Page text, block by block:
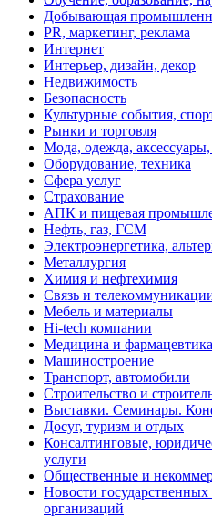
Добывающая
PR, маркетинг, реклама
Интернет
Интерьер, дизайн, декор
Недвижимость
Безопасность
Культурные события,
Рынки и торговля
Мода, одежда, аксессуары,
Оборудование, техника
Сфера услуг
Страхование
АПК и пищевая
Нефть, газ, ГСМ
Электроэнергетика,
Металлургия
Химия и нефтехимия
Связь и
Мебель и материалы
Hi-tech компании
Медицина и
Машиностроение
Транспорт, автомобили
Строительство и
Выставки. Семинары.
Досуг, туризм и отдых
Консалтинговые,
услуги
Общественные и
Новости
организаций